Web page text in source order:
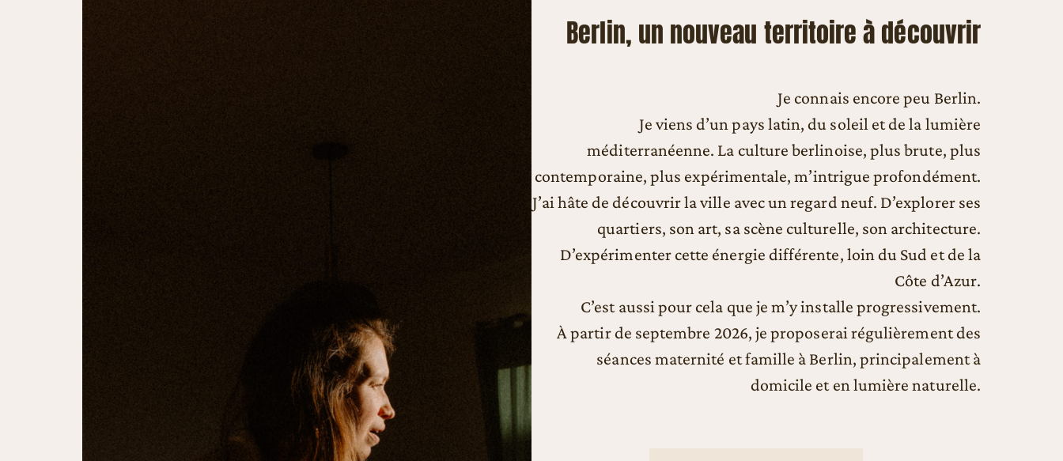
Berlin, un nouveau territoire à découvrir
Je connais encore peu Berlin.
Je viens d’un pays latin, du soleil et de la lumière
méditerranéenne. La culture berlinoise, plus brute, plus
contemporaine, plus expérimentale, m’intrigue profondément.
J’ai hâte de découvrir la ville avec un regard neuf. D’explorer ses
quartiers, son art, sa scène culturelle, son architecture.
D’expérimenter cette énergie différente, loin du Sud et de la
Côte d’Azur.
C’est aussi pour cela que je m’y installe progressivement.
À partir de septembre 2026, je proposerai régulièrement des
séances maternité et famille à Berlin, principalement à
domicile et en lumière naturelle.